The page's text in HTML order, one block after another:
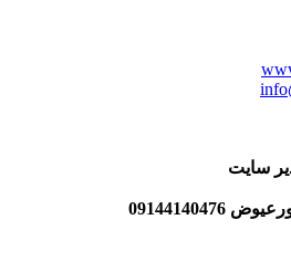
سایت